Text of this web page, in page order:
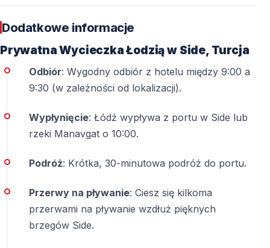
Inne Wycieczki i Atrakcje w Side
Odkryj więcej ekscytujących doświadczeń w Side
Szukasz więcej przygód poza rejsami łodzią? Odkryj
wszystkie wycieczki i atrakcje w Sideobejmujące sporty
kulturalne.
Najczęściej Zadawane Pytania
Ile osób obejmuje cena wycieczki?
Cena ustalana jest na minimum 6 osób . Mniejsze grupy
mogą wziąć udział, opłacając stawkę jak za 6 osób.
Dodatkowe informacje
Prywatna Wycieczka Łodzią w Side, Turcja
Odbiór: Wygodny odbiór z hotelu między 9:00 a
9:30 (w zależności od lokalizacji).
Wypłynięcie: Łódź wypływa z portu w Side lub
rzeki Manavgat o 10:00.
Podróż: Krótka, 30-minutowa podróż do portu.
Przerwy na pływanie: Ciesz się kilkoma
przerwami na pływanie wzdłuż pięknych
brzegów Side.